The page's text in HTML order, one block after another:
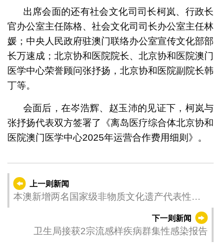
出席会面的还有社会文化司司长柯岚、行政长
官办公室主任陈格、社会文化司司长办公室主任林
媛；中央人民政府驻澳门联络办公室宣传文化部部
长万速成；北京协和医院院长、北京协和医院澳门
医学中心荣誉顾问张抒扬，北京协和医院副院长韩
丁等。
会面后，在岑浩辉、赵玉沛的见证下，柯岚与
张抒扬代表双方签署了《离岛医疗综合体北京协和
医院澳门医学中心2025年运营合作费用细则》。
上一则新闻
本澳新增两名国家级非物质文化遗产代表性传
下一则新闻
卫生局接获2宗流感样疾病群集性感染报告